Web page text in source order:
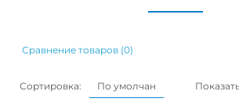
Сравнение товаров (0)
Сортировка: